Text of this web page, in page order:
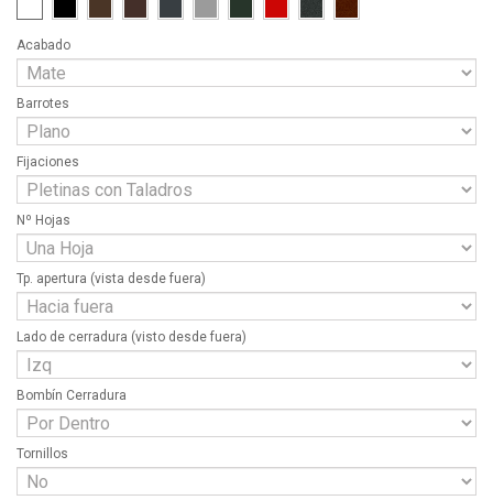
Acabado
Barrotes
Fijaciones
Nº Hojas
Tp. apertura (vista desde fuera)
Lado de cerradura (visto desde fuera)
Bombín Cerradura
Tornillos